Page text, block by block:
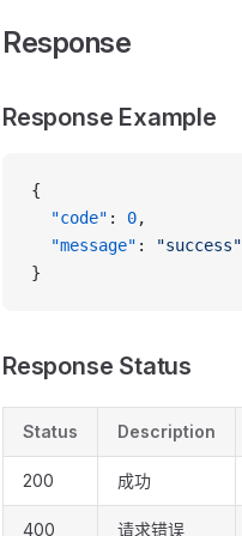
Response
Response Example
{
  "code"
: 0,
  "message"
:
"success"
}
Response Status
Status Description
200 成功
400 请求错误